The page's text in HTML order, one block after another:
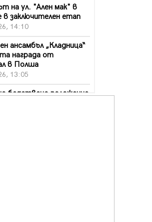
на ул. "Ален мак" в
в заключителен етап
14:10
ансамбъл „Кладница“
награда от
в Полша
13:05
бедствено положение
заради пропаднал път,